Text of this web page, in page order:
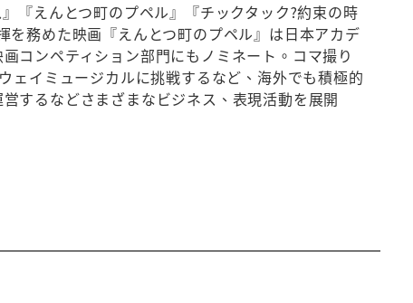
『えんとつ町のプペル』『チックタック?約束の時
務めた映画『えんとつ町のプペル』は日本アカデ
コンペティション部門にもノミネート。コマ撮り
イミュージカルに挑戦するなど、海外でも積極的
するなどさまざまなビジネス、表現活動を展開